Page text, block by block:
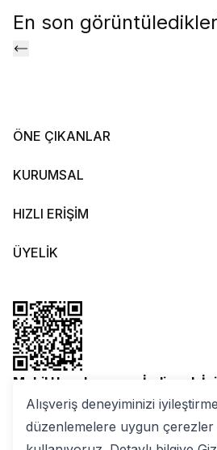
Alışveriş deneyiminizi
düzenlemelere uygun çerezler
En son
ÖNE ÇIKANLAR
KURUMSAL
HIZLI ERİŞİM
ÜYELİK
Mobil Uygulamamızı İndirmek